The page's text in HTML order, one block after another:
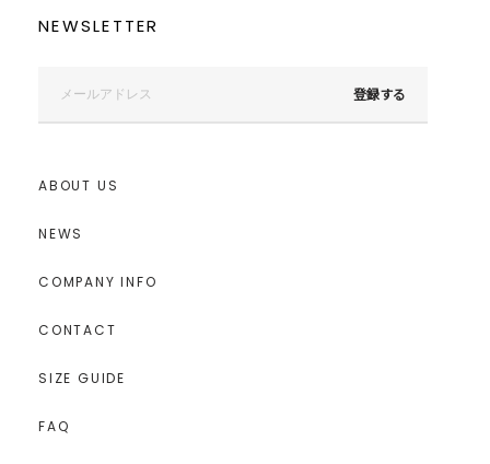
NEWSLETTER
登録する
ABOUT US
NEWS
COMPANY INFO
CONTACT
SIZE GUIDE
FAQ